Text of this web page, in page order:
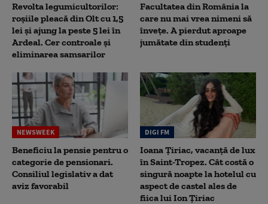
Revolta legumicultorilor:
roșiile pleacă din Olt cu 1,5
lei și ajung la peste 5 lei în
Ardeal. Cer controale și
eliminarea samsarilor
Facultatea din România la
care nu mai vrea nimeni să
înveţe. A pierdut aproape
jumătate din studenţi
NEWSWEEK
Beneficiu la pensie pentru o
categorie de pensionari.
Consiliul legislativ a dat
aviz favorabil
DIGI FM
Ioana Țiriac, vacanță de lux
în Saint-Tropez. Cât costă o
singură noapte la hotelul cu
aspect de castel ales de
fiica lui Ion Țiriac